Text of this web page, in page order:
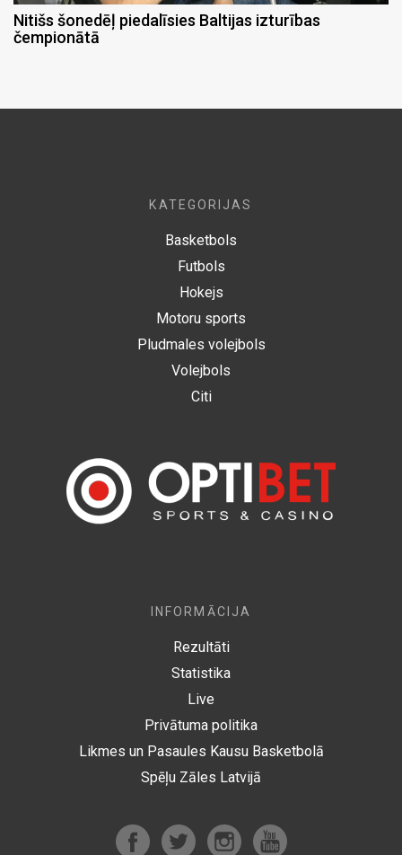
Nitišs šonedēļ piedalīsies Baltijas izturības
čempionātā
KATEGORIJAS
Basketbols
Futbols
Hokejs
Motoru sports
Pludmales volejbols
Volejbols
Citi
INFORMĀCIJA
Rezultāti
Statistika
Live
Privātuma politika
Likmes un Pasaules Kausu Basketbolā
Spēļu Zāles Latvijā